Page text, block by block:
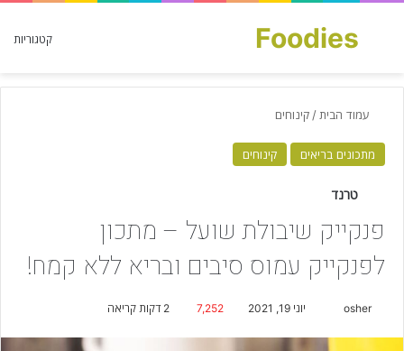
קטגוריות Foodies
חפש עבור
עמוד הבית / קינוחים
מתכונים בריאים קינוחים
טרנד
פנקייק שיבולת שועל – מתכון
לפנקייק עמוס סיבים ובריא ללא קמח!
osher יוני 19, 2021 7,252